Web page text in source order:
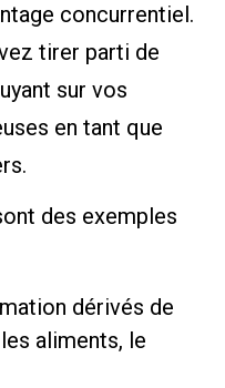
concurrentiel.
tirer parti de
sur vos
en tant que
des exemples
dérivés de
aliments, le